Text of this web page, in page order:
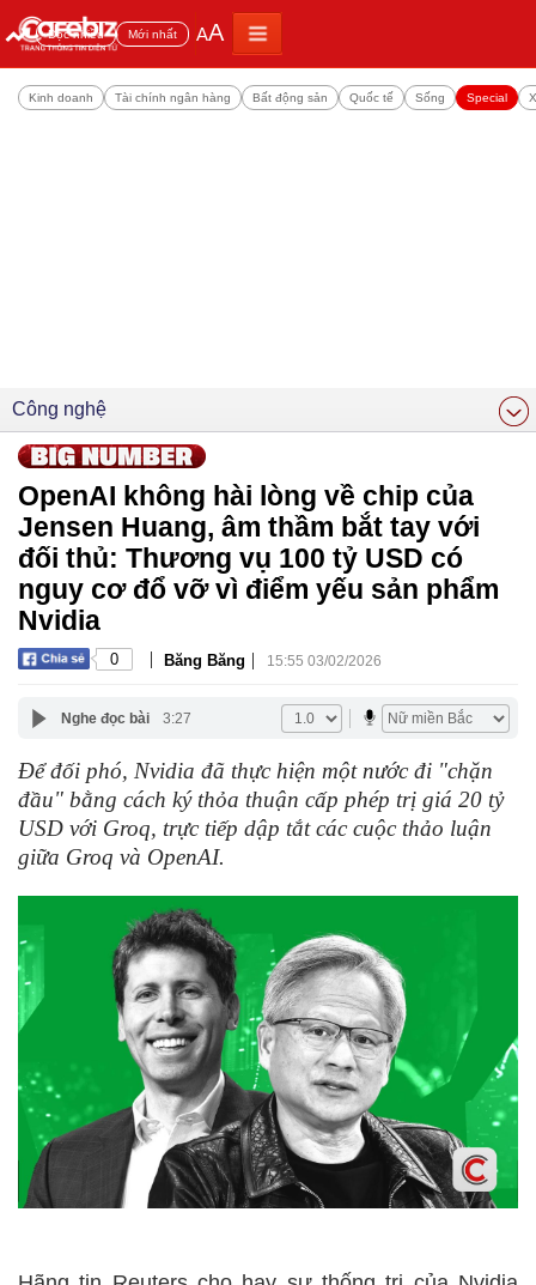
Đọc nhiều Mới nhất AA
Kinh doanh Tài chính ngân hàng Bất động sản Quốc tế Sống Special
Công nghệ
OpenAI không hài lòng về chip của
Jensen Huang, âm thầm bắt tay với
đối thủ: Thương vụ 100 tỷ USD có
nguy cơ đổ vỡ vì điểm yếu sản phẩm
Nvidia
0 | Băng Băng | 15:55 03/02/2026
Nghe đọc bài 3:27
Để đối phó, Nvidia đã thực hiện một nước đi "chặn
đầu" bằng cách ký thỏa thuận cấp phép trị giá 20 tỷ
USD với Groq, trực tiếp dập tắt các cuộc thảo luận
giữa Groq và OpenAI.